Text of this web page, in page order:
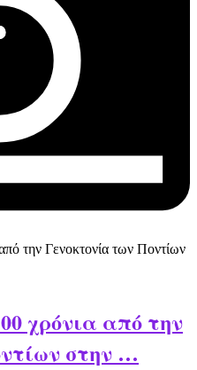
χρόνια από την
στην …